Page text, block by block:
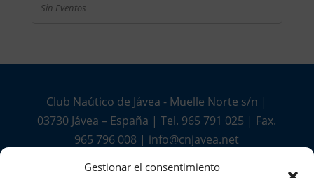
Gestionar el consentimiento
Sin Eventos
Club Naútico de Jávea - Muelle Norte s/n |
03730 Jávea – España | Tel. 965 791 025 | Fax.
965 796 008 | info@cnjavea.net